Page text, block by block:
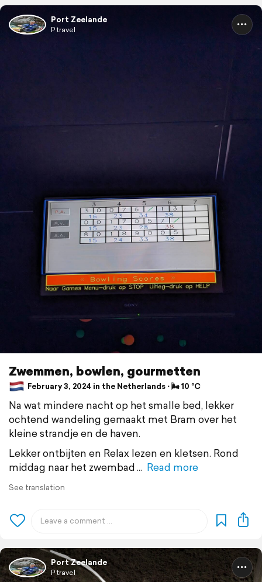
Port Zeelande
P travel
Zwemmen, bowlen, gourmetten
February 3, 2024 in the Netherlands ⋅ 🌬 10 °C
Na wat mindere nacht op het smalle bed, lekker
ochtend wandeling gemaakt met Bram over het
kleine strandje en de haven.
Lekker ontbijten en Relax lezen en kletsen. Rond
middag naar het zwembad
Read more
See translation
Port Zeelande
P travel